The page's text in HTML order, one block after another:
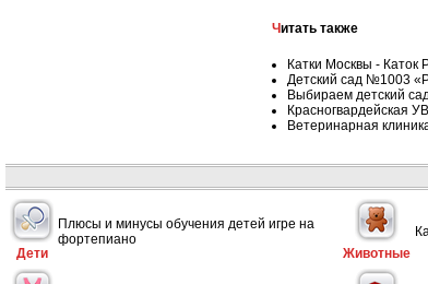
Читать также
Катки Москвы - Каток
Детский сад №1003
Выбираем детский сад
Красногвардейская
Ветеринарная
Дети
Плюсы и минусы обучения детей игре на
фортепиано
Животные